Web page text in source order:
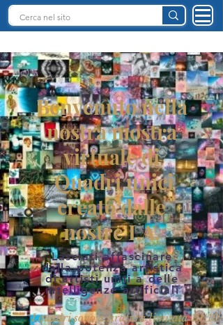
Benvenuto nella
nostra mostra
virtuale di
Quadri unici
creato dalle
nostre I.A.
Lasciati affascinare
dalla potenza artistica
di artisti uniti a delle
intelligenze artificiali
I quadri sono a tiratura limitata 10/10